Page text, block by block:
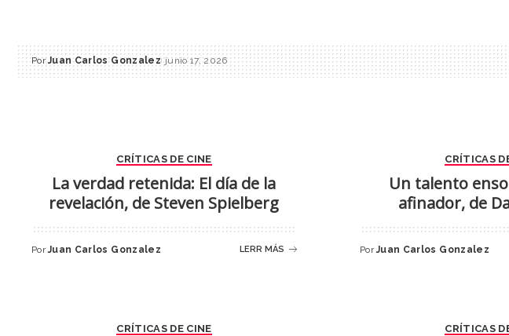
Por Juan Carlos Gonzalez junio 17, 2026
CRÍTICAS DE CINE
La verdad retenida: El día de la
revelación, de Steven Spielberg
Por Juan Carlos Gonzalez LERR MÁS
CRÍTICAS
Un talento
afinador, de
Por Juan Carlos Gonzalez
CRÍTICAS DE CINE CRÍTICAS